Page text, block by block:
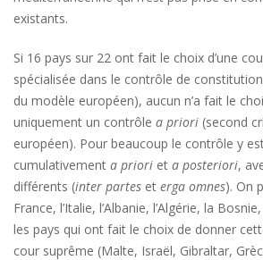
existants.
Si 16 pays sur 22 ont fait le choix d’une
spécialisée dans le contrôle de
du modèle européen), aucun n’a fait le
uniquement un contrôle a priori (second
européen). Pour beaucoup le contrôle y
cumulativement a priori et a posteriori,
différents (inter partes et erga omnes). On
France, l’Italie, l’Albanie, l’Algérie, la
les pays qui ont fait le choix de donner
cour suprême (Malte, Israël, Gibraltar,